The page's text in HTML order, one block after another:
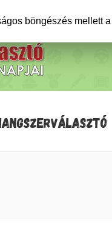
böngészés mellett